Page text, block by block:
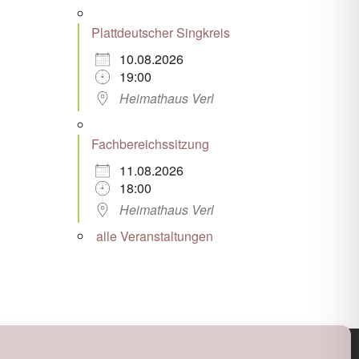
Plattdeutscher Singkreis
10.08.2026
19:00
Heimathaus Verl
Fachbereichssitzung
11.08.2026
18:00
Heimathaus Verl
alle Veranstaltungen